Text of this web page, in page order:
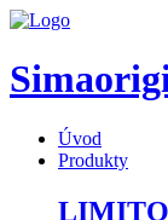
Úvod
Produkty